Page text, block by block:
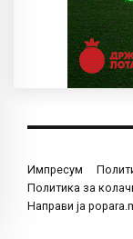
Импресум
Политика за
Направи ја